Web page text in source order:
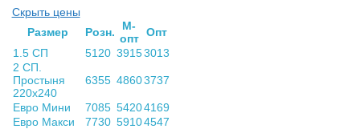
Скрыть цены
Раз­мер
Розн.
М-
опт Опт
1.5 СП
5120 39153013
2 СП.
Простыня
220х240
6355 48603737
Евро Мини 7085 54204169
Евро Макси
7730 59104547